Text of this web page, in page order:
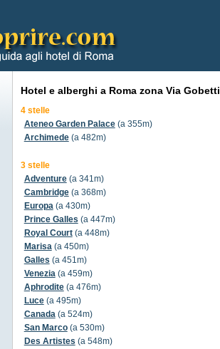
Hotel e alberghi a Roma zona Via Gobetti
4 stelle
Ateneo Garden Palace(a 355m)
Archimede(a 482m)
3 stelle
Adventure(a 341m)
Cambridge(a 368m)
Europa(a 430m)
Prince Galles (a 447m)
Royal Court(a 448m)
Marisa(a 450m)
Galles (a 451m)
Venezia(a 459m)
Aphrodite(a 476m)
Luce(a 495m)
Canada(a 524m)
San Marco(a 530m)
Des Artistes (a 548m)